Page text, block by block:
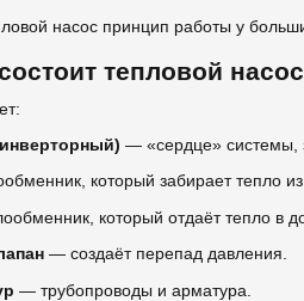
насос принцип работы у
тепловой насос
— «сердце» системы,
который забирает тепло из
который отдаёт тепло в
— создаёт перепад давления.
— трубопроводы и арматура.